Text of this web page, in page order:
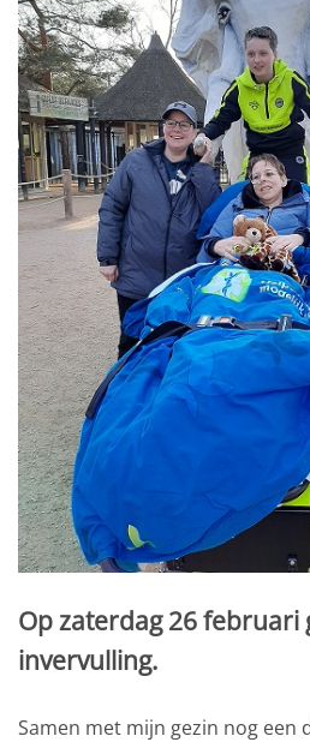
Op zaterdag 26 februari
invervulling.
Samen met mijn gezin nog een